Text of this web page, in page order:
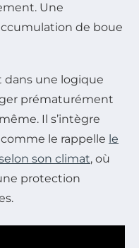
Une
de boue
dans une logique
prématurément
Il s’intègre
le rappelle le
son climat, où
protection